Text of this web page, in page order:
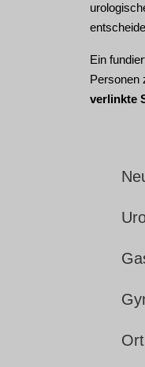
Ein
Personen
verlinkte